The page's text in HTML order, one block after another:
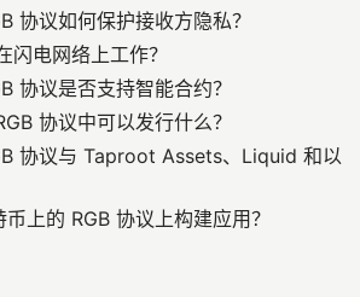
协议如何保护接收方隐私？
闪电网络上工作？
协议是否支持智能合约？
协议中可以发行什么？
协议与 Taproot Assets、Liquid 和以
上的 RGB 协议上构建应用？